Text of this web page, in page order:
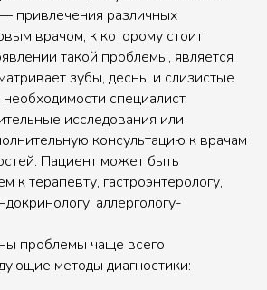
привлечения различных
врачом, к которому стоит
такой проблемы, является
зубы, десны и слизистые
специалист
исследования или
консультацию к врачам
Пациент может быть
к терапевту, гастроэнтерологу,
аллергологу-
проблемы чаще всего
методы диагностики: